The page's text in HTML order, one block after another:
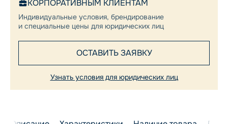
КОРПОРАТИВНЫМ КЛИЕНТАМ
Индивидуальные условия, брендирование
и специальные цены для юридических лиц
ОСТАВИТЬ ЗАЯВКУ
Узнать условия для юридических лиц